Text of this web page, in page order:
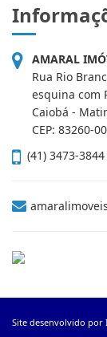
AMARAL
Rua Rio
esquina com
Caiobá -
CEP: 83260-
(41) 3473-
Site desenvolvido por